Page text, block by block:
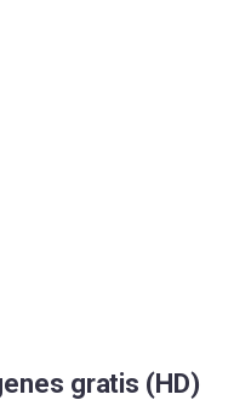
gratis (HD)